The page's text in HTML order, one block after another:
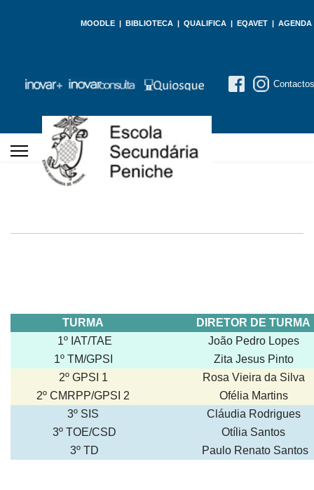
MOODLE | BIBLIOTECA | QUALIFICA | EQAVET | AGENDA
Contactos
TURMA
DIRETOR DE TURMA
1º IAT/TAE
João Pedro Lopes
1º TM/GPSI
Zita Jesus Pinto
2º GPSI 1
Rosa Vieira da Silva
2º CMRPP/GPSI 2
Ofélia Martins
3º SIS
Cláudia Rodrigues
3º TOE/CSD
Otília Santos
3º TD
Paulo Renato Santos